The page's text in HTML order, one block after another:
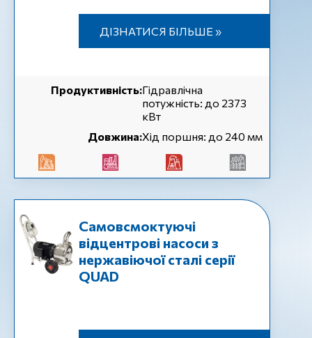
ДІЗНАТИСЯ БІЛЬШЕ »
Продуктивність:Гідравлічна
потужність: до 2373
кВт
Довжина:Хід поршня: до 240 мм
Самовсмоктуючі
відцентрові насоси з
нержавіючої сталі серії
QUAD